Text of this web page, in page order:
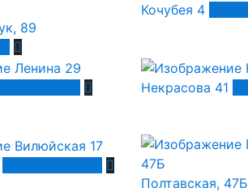
89
Кочубея 4
Некрасова 41
Полтавская, 47Б